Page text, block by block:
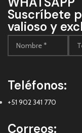
Suscríbete
valioso y
Teléfonos:
+51 902 341 770
Correos: